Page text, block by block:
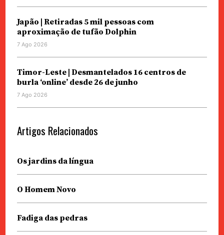
Japão | Retiradas 5 mil pessoas com
aproximação de tufão Dolphin
7 Ago 2026
Timor-Leste | Desmantelados 16 centros de
burla ‘online’ desde 26 de junho
7 Ago 2026
Artigos Relacionados
Os jardins da língua
O Homem Novo
Fadiga das pedras